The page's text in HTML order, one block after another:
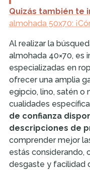
Quizás también te
almohada 50x70:
Al realizar la
almohada 40×70, es
especializadas en
ofrecer una amplia
egipcio, lino, satén o
cualidades
de confianza
descripciones de
comprender mejor
estás considerando,
desgaste y facilidad